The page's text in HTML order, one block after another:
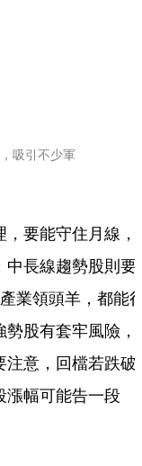
吸引不少軍
，要能守住月線，
中長線趨勢股則要
業領頭羊，都能
勢股有套牢風險，
注意，回檔若跌破
漲幅可能告一段